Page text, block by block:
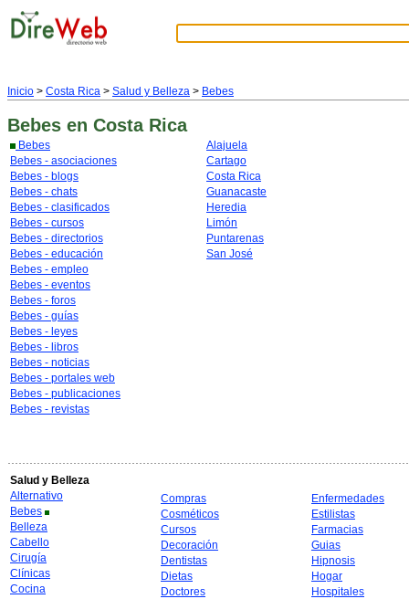
Inicio > Costa Rica > Salud y Belleza > Bebes
Bebes en Costa Rica
Bebes
Bebes - asociaciones
Bebes - blogs
Bebes - chats
Bebes - clasificados
Bebes - cursos
Bebes - directorios
Bebes - educación
Bebes - empleo
Bebes - eventos
Bebes - foros
Bebes - guías
Bebes - leyes
Bebes - libros
Bebes - noticias
Bebes - portales web
Bebes - publicaciones
Bebes - revistas
Alajuela
Cartago
Costa Rica
Guanacaste
Heredia
Limón
Puntarenas
San José
Salud y Belleza
Alternativo
Bebes
Belleza
Cabello
Cirugía
Clínicas
Cocina
Compras
Cosméticos
Cursos
Decoración
Dentistas
Dietas
Doctores
Enfermedades
Estilistas
Farmacias
Guias
Hipnosis
Hogar
Hospitales